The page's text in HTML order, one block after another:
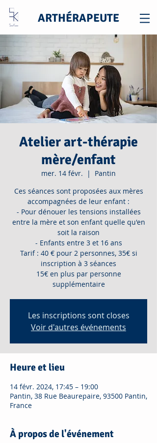
ARTHÉRAPEUTE
Atelier art-thérapie
mère/enfant
mer. 14 févr.
  |
Pantin
Ces séances sont proposées aux mères
accompagnées de leur enfant :
- Pour dénouer les tensions installées
entre la mère et son enfant quelle qu'en
soit la raison
- Enfants entre 3 et 16 ans
Tarif : 40 € pour 2 personnes, 35€ si
inscription à 3 séances
15€ en plus par personne
supplémentaire
Les inscriptions sont closes
Voir d'autres événements
Heure et lieu
14 févr. 2024, 17:45 – 19:00
Pantin, 38 Rue Beaurepaire, 93500 Pantin,
France
À propos de l'événement